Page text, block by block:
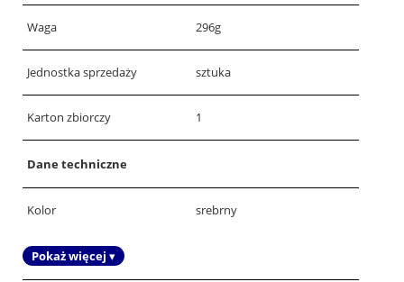
Waga 296g
Jednostka sprzedaży sztuka
Karton zbiorczy 1
Dane techniczne
Kolor srebrny
Pokaż więcej ▾